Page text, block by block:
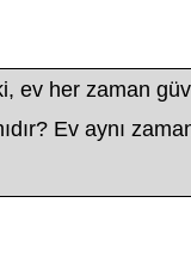
ev her zaman
Ev aynı